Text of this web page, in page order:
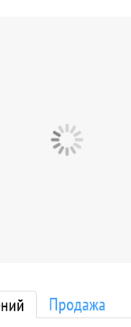
Продажа